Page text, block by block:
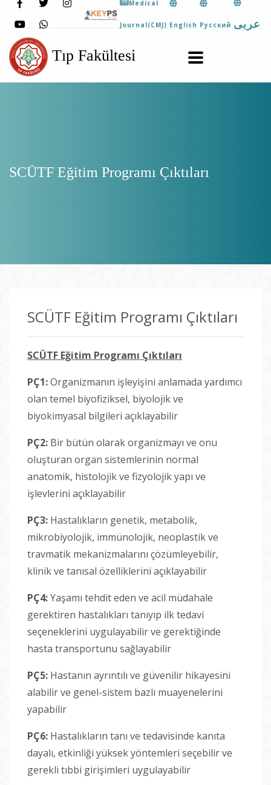
Medical
Journal(CMJ) English Pусский عربى
Tıp Fakültesi
SCÜTF Eğitim Programı Çıktıları
SCÜTF Eğitim Programı Çıktıları
SCÜTF Eğitim Programı Çıktıları
PÇ1:Organizmanın işleyişini anlamada yardımcı
olan temel biyofiziksel, biyolojik ve
biyokimyasal bilgileri açıklayabilir
PÇ2: Bir bütün olarak organizmayı ve onu
oluşturan organ sistemlerinin normal
anatomik, histolojik ve fizyolojik yapı ve
işlevlerini açıklayabilir
PÇ3: Hastalıkların genetik, metabolik,
mikrobiyolojik, immünolojik, neoplastik ve
travmatik mekanizmalarını çözümleyebilir,
klinik ve tanısal özelliklerini açıklayabilir
PÇ4:Yaşamı tehdit eden ve acil müdahale
gerektiren hastalıkları tanıyıp ilk tedavi
seçeneklerini uygulayabilir ve gerektiğinde
hasta transportunu sağlayabilir
PÇ5: Hastanın ayrıntılı ve güvenilir hikayesini
alabilir ve genel-sistem bazlı muayenelerini
yapabilir
PÇ6: Hastalıkların tanı ve tedavisinde kanıta
dayalı, etkinliği yüksek yöntemleri seçebilir ve
gerekli tıbbi girişimleri uygulayabilir